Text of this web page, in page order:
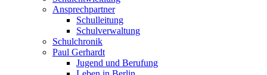
Ansprechpartner
Schulleitung
Schulverwaltung
Schulchronik
Paul Gerhardt
Jugend und Berufung